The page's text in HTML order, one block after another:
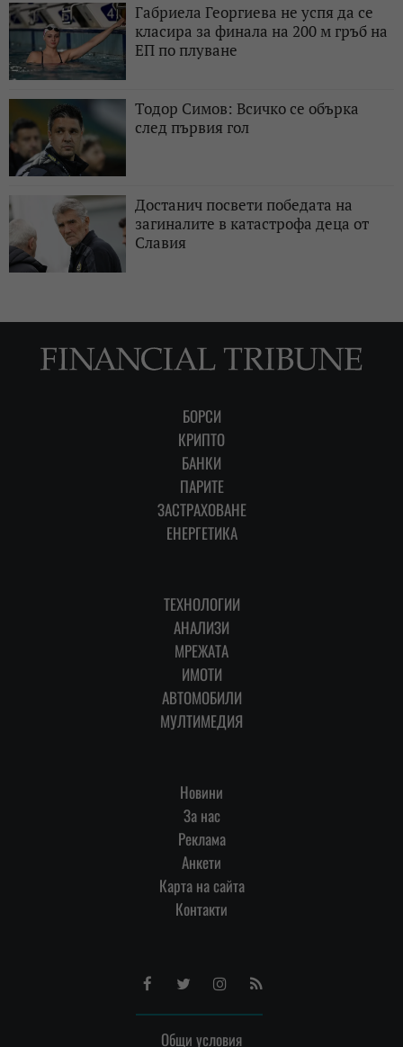
Габриела Георгиева не успя да се
класира за финала на 200 м гръб на
ЕП по плуване
Тодор Симов: Всичко се обърка
след първия гол
Достанич посвети победата на
загиналите в катастрофа деца от
Славия
БОРСИ
КРИПТО
БАНКИ
ПАРИТЕ
ЗАСТРАХОВАНЕ
ЕНЕРГЕТИКА
ТЕХНОЛОГИИ
АНАЛИЗИ
МРЕЖАТА
ИМОТИ
АВТОМОБИЛИ
МУЛТИМЕДИЯ
Новини
За нас
Реклама
Анкети
Карта на сайта
Контакти
FacebookTwitterInstagram
RSS
Общи условия